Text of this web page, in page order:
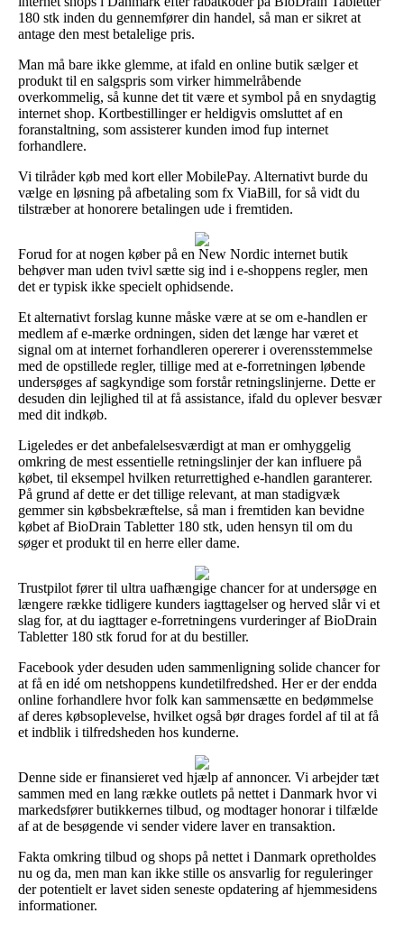
180 stk inden du gennemfører din handel, så man er sikret at
antage den mest betalelige pris.
Man må bare ikke glemme, at ifald en online butik sælger et
produkt til en salgspris som virker himmelråbende
overkommelig, så kunne det tit være et symbol på en snydagtig
internet shop. Kortbestillinger er heldigvis omsluttet af en
foranstaltning, som assisterer kunden imod fup internet
forhandlere.
Vi tilråder køb med kort eller MobilePay. Alternativt burde du
vælge en løsning på afbetaling som fx ViaBill, for så vidt du
tilstræber at honorere betalingen ude i fremtiden.
Forud for at nogen køber på en New Nordic internet butik
behøver man uden tvivl sætte sig ind i e-shoppens regler, men
det er typisk ikke specielt ophidsende.
Et alternativt forslag kunne måske være at se om e-handlen er
medlem af e-mærke ordningen, siden det længe har været et
signal om at internet forhandleren opererer i overensstemmelse
med de opstillede regler, tillige med at e-forretningen løbende
undersøges af sagkyndige som forstår retningslinjerne. Dette er
desuden din lejlighed til at få assistance, ifald du oplever besvær
med dit indkøb.
Ligeledes er det anbefalelsesværdigt at man er omhyggelig
omkring de mest essentielle retningslinjer der kan influere på
købet, til eksempel hvilken returrettighed e-handlen garanterer.
På grund af dette er det tillige relevant, at man stadigvæk
gemmer sin købsbekræftelse, så man i fremtiden kan bevidne
købet af BioDrain Tabletter 180 stk, uden hensyn til om du
søger et produkt til en herre eller dame.
Trustpilot fører til ultra uafhængige chancer for at undersøge en
længere række tidligere kunders iagttagelser og herved slår vi et
slag for, at du iagttager e-forretningens vurderinger af BioDrain
Tabletter 180 stk forud for at du bestiller.
Facebook yder desuden uden sammenligning solide chancer for
at få en idé om netshoppens kundetilfredshed. Her er der endda
online forhandlere hvor folk kan sammensætte en bedømmelse
af deres købsoplevelse, hvilket også bør drages fordel af til at få
et indblik i tilfredsheden hos kunderne.
Denne side er finansieret ved hjælp af annoncer. Vi arbejder tæt
sammen med en lang række outlets på nettet i Danmark hvor vi
markedsfører butikkernes tilbud, og modtager honorar i tilfælde
af at de besøgende vi sender videre laver en transaktion.
Fakta omkring tilbud og shops på nettet i Danmark opretholdes
nu og da, men man kan ikke stille os ansvarlig for reguleringer
der potentielt er lavet siden seneste opdatering af hjemmesidens
informationer.